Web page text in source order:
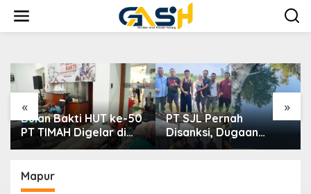
konten
« »
Bakti HUT ke-50
TIMAH Digelar di
PT SJL Pernah
Disanksi, Dugaan
Limbah Kembali
Ingin
Mapur